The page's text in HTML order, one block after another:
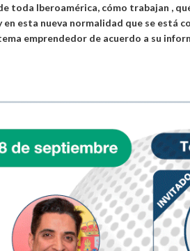
toda Iberoamérica, cómo trabajan ,
esta nueva normalidad que se está
emprendedor de acuerdo a su